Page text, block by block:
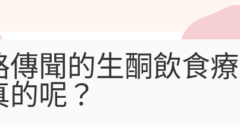
傳聞的生酮飲食療
呢？